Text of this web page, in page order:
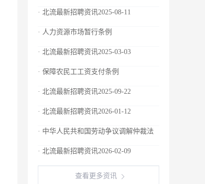
· 北流最新招聘资讯2025-08-11
· 人力资源市场暂行条例
· 北流最新招聘资讯2025-03-03
· 保障农民工工资支付条例
· 北流最新招聘资讯2025-09-22
· 北流最新招聘资讯2026-01-12
· 中华人民共和国劳动争议调解仲裁法
· 北流最新招聘资讯2026-02-09
查看更多资讯